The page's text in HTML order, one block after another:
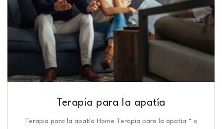
Terapia para la apatía
Terapia para la apatía Home Terapia para la apatía “ a